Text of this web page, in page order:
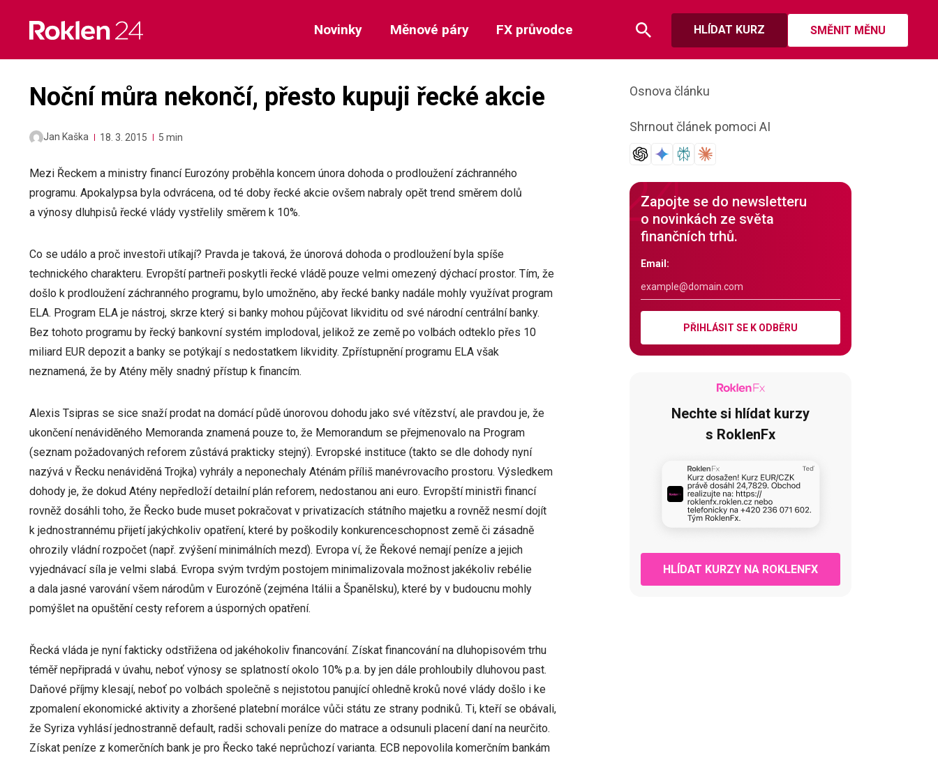
content
HLÍDAT KURZ SMĚNIT MĚNU
Novinky Měnové páry FX průvodce
Noční můra nekončí, přesto kupuji řecké akcie
Jan Kaška 18. 3. 2015 5 min
Mezi Řeckem a ministry financí Eurozóny proběhla koncem února dohoda o prodloužení záchranného
programu. Apokalypsa byla odvrácena, od té doby řecké akcie ovšem nabraly opět trend směrem dolů
a výnosy dluhpisů řecké vlády vystřelily směrem k 10%.
Co se událo a proč investoři utíkají? Pravda je taková, že únorová dohoda o prodloužení byla spíše
technického charakteru. Evropští partneři poskytli řecké vládě pouze velmi omezený dýchací prostor. Tím, že
došlo k prodloužení záchranného programu, bylo umožněno, aby řecké banky nadále mohly využívat program
ELA. Program ELA je nástroj, skrze který si banky mohou půjčovat likviditu od své národní centrální banky.
Bez tohoto programu by řecký bankovní systém implodoval, jelikož ze země po volbách odteklo přes 10
miliard EUR depozit a banky se potýkají s nedostatkem likvidity. Zpřístupnění programu ELA však
neznamená, že by Atény měly snadný přístup k financím.
Alexis Tsipras se sice snaží prodat na domácí půdě únorovou dohodu jako své vítězství, ale pravdou je, že
ukončení nenáviděného Memoranda znamená pouze to, že Memorandum se přejmenovalo na Program
(seznam požadovaných reforem zůstává prakticky stejný). Evropské instituce (takto se dle dohody nyní
nazývá v Řecku nenáviděná Trojka) vyhrály a neponechaly Aténám příliš manévrovacího prostoru. Výsledkem
dohody je, že dokud Atény nepředloží detailní plán reforem, nedostanou ani euro. Evropští ministři financí
rovněž dosáhli toho, že Řecko bude muset pokračovat v privatizacích státního majetku a rovněž nesmí dojít
k jednostrannému přijetí jakýchkoliv opatření, které by poškodily konkurenceschopnost země či zásadně
ohrozily vládní rozpočet (např. zvýšení minimálních mezd). Evropa ví, že Řekové nemají peníze a jejich
vyjednávací síla je velmi slabá. Evropa svým tvrdým postojem minimalizovala možnost jakékoliv rebélie
a dala jasné varování všem národům v Eurozóně (zejména Itálii a Španělsku), které by v budoucnu mohly
pomýšlet na opuštění cesty reforem a úsporných opatření.
Řecká vláda je nyní fakticky odstřižena od jakéhokoliv financování. Získat financování na dluhopisovém trhu
téměř nepřipradá v úvahu, neboť výnosy se splatností okolo 10% p.a. by jen dále prohloubily dluhovou past.
Daňové příjmy klesají, neboť po volbách společně s nejistotou panující ohledně kroků nové vlády došlo i ke
zpomalení ekonomické aktivity a zhoršené platební morálce vůči státu ze strany podniků. Ti, kteří se obávali,
že Syriza vyhlásí jednostranně default, radši schovali peníze do matrace a odsunuli placení daní na neurčito.
Získat peníze z komerčních bank je pro Řecko také neprůchozí varianta. ECB nepovolila komerčním bankám
Osnova článku
Shrnout článek pomoci AI
Zapojte se do newsletteru
o novinkách ze světa
finančních trhů.
Email:
PŘIHLÁSIT SE K ODBĚRU
Nechte si hlídat kurzy
s RoklenFx
HLÍDAT KURZY NA ROKLENFX